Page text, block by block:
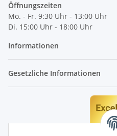
Öffnungszeiten
Mo. - Fr. 9:30 Uhr - 13:00 Uhr
Di. 15:00 Uhr - 18:00 Uhr
Informationen
Gesetzliche Informationen